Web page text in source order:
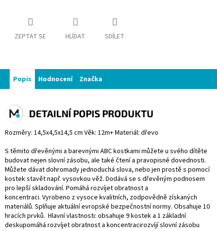
ZEPTAT SE HLÍDAT SDÍLET
Popis Hodnocení Značka
DETAILNÍ POPIS PRODUKTU
Rozměry: 14,5x4,5x14,5 cm Věk: 12m+ Materiál: dřevo
S těmito dřevěnými a barevnými ABC kostkami můžete u svého dítěte
budovat nejen slovní zásobu, ale také čtení a pravopisné dovednosti.
Můžete dávat dohromady jednoduchá slova, nebo jen prostě s pomocí
kostek stavět např. vysovkou věž. Dodává se s dřevěným podnosem
pro lepší skladování. Pomáhá rozvíjet obratnost a
koncentraci. Vyrobeno z vysoce kvalitních, zodpovědně získaných
materiálů. Splňuje aktuální evropské bezpečnostní normy. Obsahuje 10
hracích prvků. Hlavní vlastnosti: obsahuje 9 kostek a 1 základní
deskupomáhá rozvíjet obratnost a koncentracirozvíjí slovní zásobu